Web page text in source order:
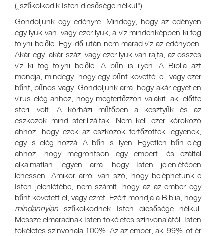
(„szűkölködik Isten dicsősége nélkül").
Gondoljunk egy edényre. Mindegy, hogy az edényen
egy lyuk van, vagy ezer lyuk, a víz mindenképpen ki fog
folyni belőle. Egy idő után nem marad víz az edényben.
Akár egy, akár száz, vagy ezer lyuk van rajta, az összes
víz ki fog folyni belőle. A bűn is ilyen. A Biblia azt
mondja, mindegy, hogy egy bűnt követtél el, vagy ezer
bűnt, bűnös vagy. Gondoljunk arra, hogy akár egyetlen
vírus elég ahhoz, hogy megfertőzzön valakit, aki előtte
steril volt. A kórházi műtőben a kesztyűk és az
eszközök mind sterilizáltak. Nem kell ezer kórokozó
ahhoz, hogy ezek az eszközök fertőzöttek legyenek,
egy is elég hozzá. A bűn is ilyen. Egyetlen bűn elég
ahhoz, hogy megrontson egy embert, és ezáltal
alkalmatlan legyen arra, hogy Isten jelenlétében
lehessen. Amikor arról van szó, hogy beléphetünk-e
Isten jelenlétébe, nem számít, hogy az az ember egy
bűnt követett el, vagy ezret. Ezért mondja a Biblia, hogy
mindannyianszűkölködnek Isten dicsősége nélkül.
Messze elmaradnak Isten tökéletes színvonalától. Isten
tökéletes színvonala 100%. Az az ember, aki 99%-ot ér